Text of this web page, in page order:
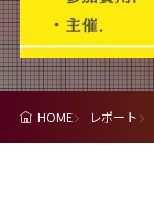
HOME レポート